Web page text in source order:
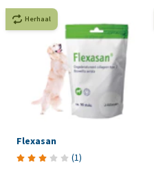
Herhaal
Flexasan
(1)